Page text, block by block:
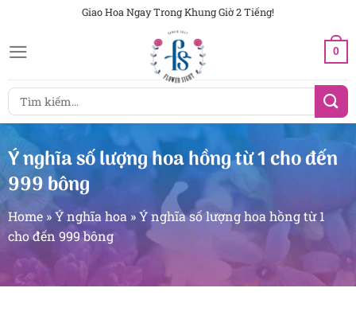
nội
Giao Hoa Ngay Trong Khung Giờ 2 Tiếng!
0
Tìm
kiếm:
Ý nghĩa số lượng hoa hồng từ 1 cho đến
999 bông
Home »Ý nghĩa hoa »Ý nghĩa số lượng hoa hồng từ 1
cho đến 999 bông